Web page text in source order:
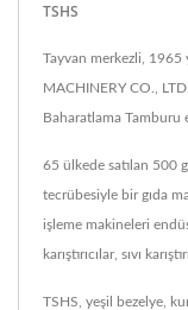
TSHS
Tayvan merkezli, 1965
MACHINERY CO.,
Baharatlama Tamburu
65 ülkede satılan 500
tecrübesiyle bir gıda
işleme makineleri
karıştırıcılar, sıvı
TSHS, yeşil bezelye,